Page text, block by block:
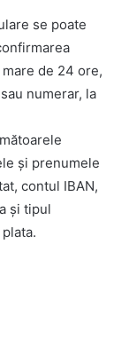
se poate
de 24 ore,
numerar, la
și prenumele
contul IBAN,
și tipul